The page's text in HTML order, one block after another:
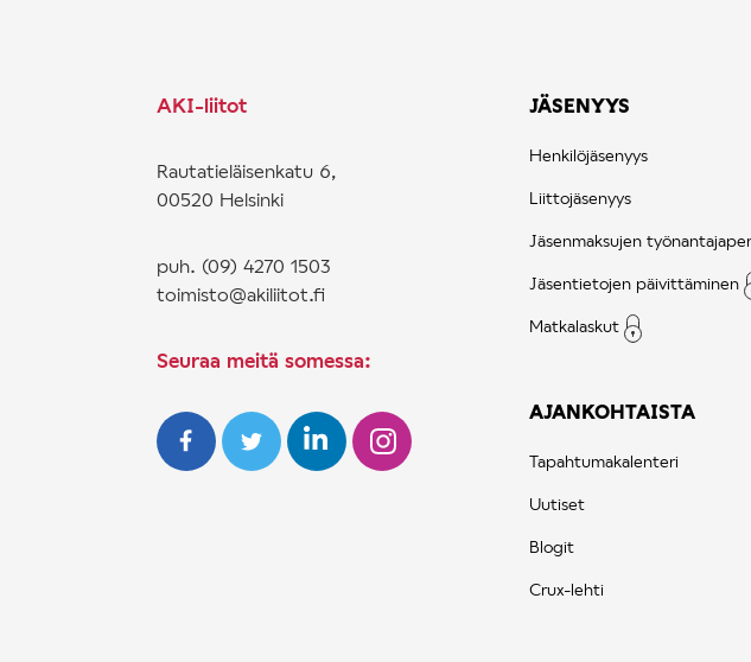
AKI-liitot
Rautatieläisenkatu 6,
00520 Helsinki
puh. (09) 4270 1503
toimisto@akiliitot.fi
Seuraa meitä somessa:
JÄSENYYS
Henkilöjäsenyys
Liittojäsenyys
Jäsenmaksujen
Jäsentietojen päivittäminen
Matkalaskut
AJANKOHTAISTA
Tapahtumakalenteri
Uutiset
Blogit
Crux-lehti